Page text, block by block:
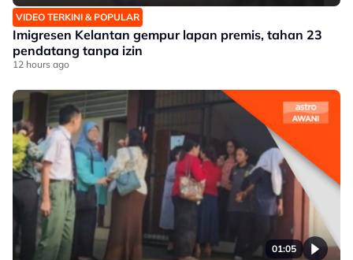
VIDEO TERKINI & POPULAR
Imigresen Kelantan gempur lapan premis, tahan 23
pendatang tanpa izin
12 hours ago
01:05